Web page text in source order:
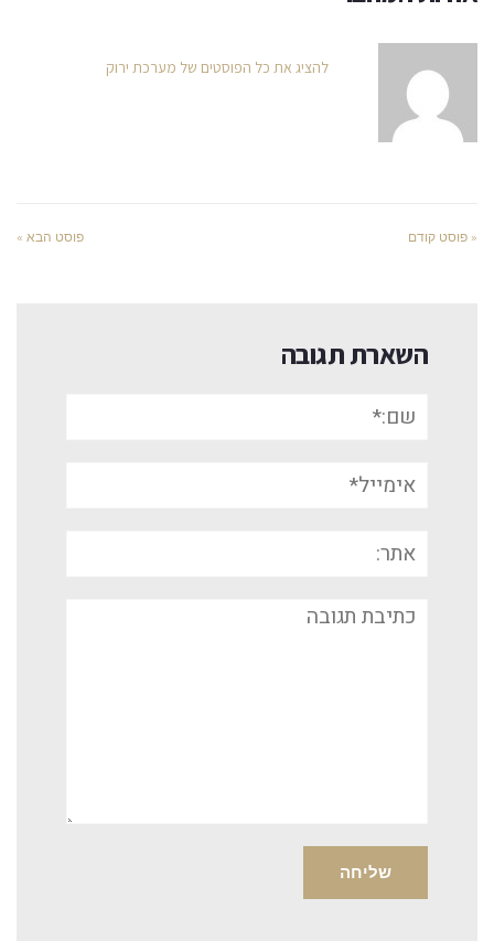
להציג את כל הפוסטים של מערכת ירוק
« פוסט קודם פוסט הבא »
השארת תגובה
אימייל*
תגובה